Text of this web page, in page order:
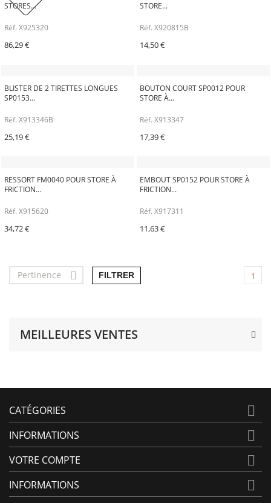
MEILLEURES VENTES
STORES...
Réf. X925320
86,29 €
STORE...
Réf. X920815B
14,50 €
BLISTER DE 2 TIRETTES LONGUES
SP0153...
Réf. X913346B
25,19 €
BOUTON COURT SP0012 POUR
STORE À...
Réf. X913347
17,39 €
RESSORT FM0040 POUR STORE À
FRICTION...
Réf. X915620
34,72 €
EMBOUT SP0152 POUR STORE À
FRICTION...
Réf. X917311
11,63 €
Pertinence  FILTRER 1
CATÉGORIES 
INFORMATIONS 
VOTRE COMPTE 
INFORMATIONS 